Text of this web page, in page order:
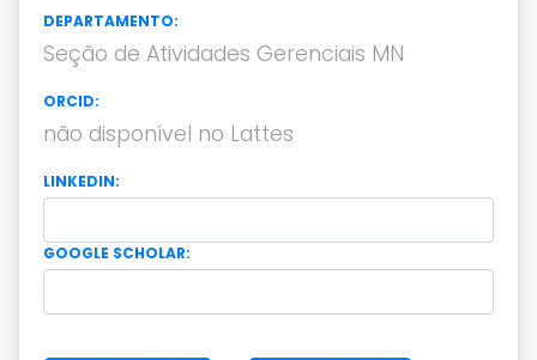
DEPARTAMENTO:
Seção de Atividades Gerenciais MN
ORCID:
não disponível no Lattes
LINKEDIN:
GOOGLE SCHOLAR: